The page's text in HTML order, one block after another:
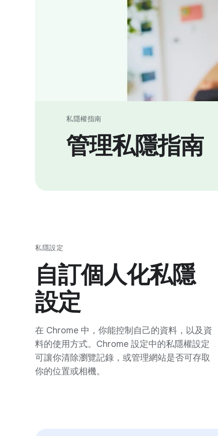
私隱權指南
管理私隱指南
私隱設定
自訂個人化私隱
設定
在 Chrome 中，你能控制自己的資料，以及資
料的使用方式。Chrome 設定中的私隱權設定
可讓你清除瀏覽記錄，或管理網站是否可存取
你的位置或相機。